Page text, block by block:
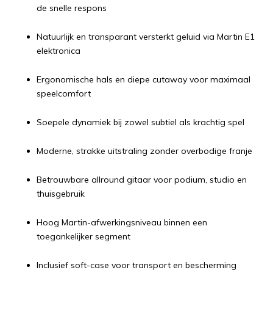
de snelle respons
Natuurlijk en transparant versterkt geluid via Martin E1
elektronica
Ergonomische hals en diepe cutaway voor maximaal
speelcomfort
Soepele dynamiek bij zowel subtiel als krachtig spel
Moderne, strakke uitstraling zonder overbodige franje
Betrouwbare allround gitaar voor podium, studio en
thuisgebruik
Hoog Martin-afwerkingsniveau binnen een
toegankelijker segment
Inclusief soft-case voor transport en bescherming